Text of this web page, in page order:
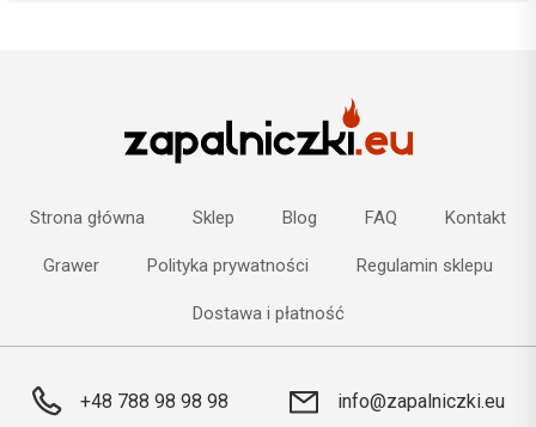
Strona główna Sklep Blog FAQ Kontakt
Grawer Polityka prywatności Regulamin sklepu
Dostawa i płatność
+48 788 98 98 98 info@zapalniczki.eu